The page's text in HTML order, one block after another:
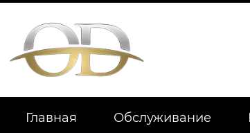
Главная Обслуживание